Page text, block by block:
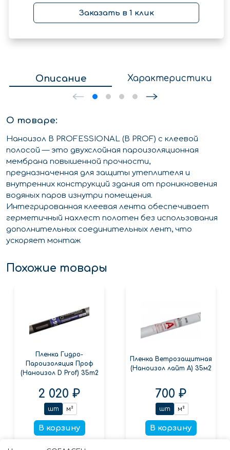
Заказать в 1 клик
Описание Характеристики
О товаре:
Наноизол B PROFESSIONAL (B PROF) с клеевой
полосой — это двухслойная пароизоляционная
мембрана повышенной прочности,
предназначенная для защиты утеплителя и
внутренних конструкций здания от проникновения
водяных паров изнутри помещения.
Интегрированная клеевая лента обеспечивает
герметичный нахлест полотен без использования
дополнительных соединительных лент, что
ускоряет монтаж
Похожие товары
Пленка Гидро-
Пароизоляция Проф
(Наноизол D Prof) 35m2
2 020 ₽
шт м²
В корзину
Пленка Ветрозащитная
(Наноизол лайт А) 35м2
700 ₽
шт м²
В корзину